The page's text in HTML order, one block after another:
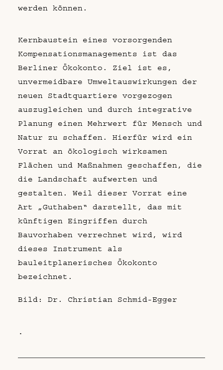
werden können.
Kernbaustein eines vorsorgenden
Kompensationsmanagements ist das
Berliner Ökokonto. Ziel ist es,
unvermeidbare Umweltauswirkungen der
neuen Stadtquartiere vorgezogen
auszugleichen und durch integrative
Planung einen Mehrwert für Mensch und
Natur zu schaffen. Hierfür wird ein
Vorrat an ökologisch wirksamen
Flächen und Maßnahmen geschaffen, die
die Landschaft aufwerten und
gestalten. Weil dieser Vorrat eine
Art „Guthaben“ darstellt, das mit
künftigen Eingriffen durch
Bauvorhaben verrechnet wird, wird
dieses Instrument als
bauleitplanerisches Ökokonto
bezeichnet.
Bild: Dr. Christian Schmid-Egger
.